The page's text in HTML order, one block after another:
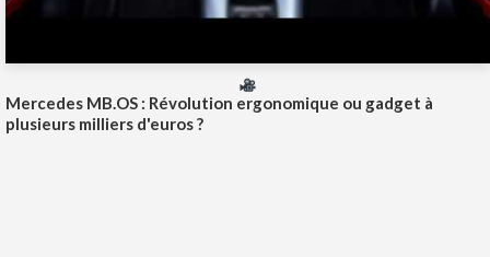
Mercedes MB.OS : Révolution ergonomique ou gadget à
plusieurs milliers d'euros ?